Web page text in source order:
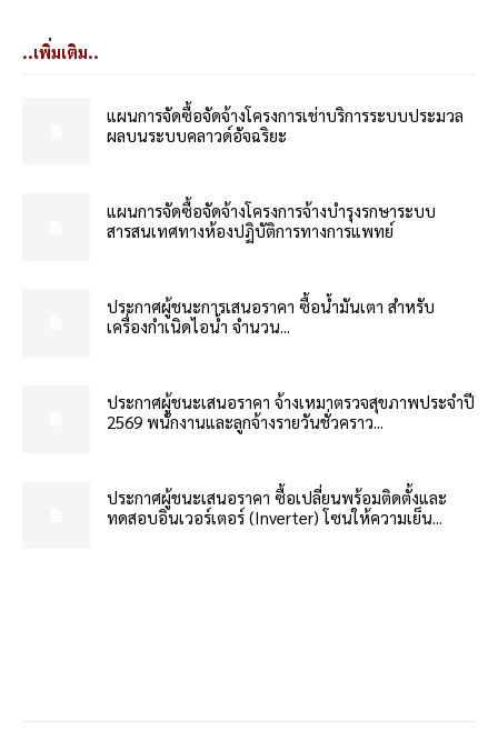
..เพิ่มเติม..
แผนการจัดซื้อจัดจ้างโครงการเช่าบริการระบบประมวล
ผลบนระบบคลาวด์อัจฉริยะ
แผนการจัดซื้อจัดจ้างโครงการจ้างบำรุงรกษาระบบ
สารสนเทศทางห้องปฏิบัติการทางการแพทย์
ประกาศผู้ชนะการเสนอราคา ซื้อน้ำมันเตา สำหรับ
เครื่องกำเนิดไอน้ำ จำนวน...
ประกาศผู้ชนะเสนอราคา จ้างเหมาตรวจสุขภาพประจำปี
2569 พนักงานและลูกจ้างรายวันชั่วคราว...
ประกาศผู้ชนะเสนอราคา ซื้อเปลี่ยนพร้อมติดตั้งและ
ทดสอบอินเวอร์เตอร์ (Inverter) โซนให้ความเย็น...